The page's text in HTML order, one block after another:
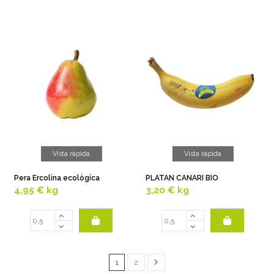
Vista ràpida
Pera Ercolina ecològica
4,95 € kg
Vista ràpida
PLATAN CANARI BIO
3,20 € kg
1 2